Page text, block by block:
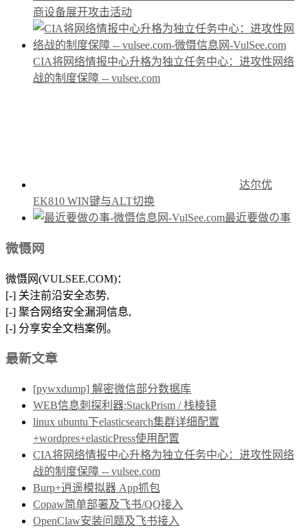
商设备展开攻击活动
CIA将网络情报中心升格为独立任务中心：进攻性网络
战的制度保障 -- vulsee.com
达尔优
EK810 WIN键与ALT切换
最近要做の事
微慑网
微慑网(VULSEE.COM)：
[-] 关注前沿安全态势,
[-] 聚合网络安全漏洞信息,
[-] 分享安全文档案例。
最新文章
[pywxdump] 解密微信部分数据库
WEB信息刺探利器:StackPrism / 栈棱镜
linux ubuntu下elasticsearch集群详细配置
+wordpres+elasticPress使用配置
CIA将网络情报中心升格为独立任务中心：进攻性网络
战的制度保障 -- vulsee.com
Burp+逍遥模拟器 App抓包
Copaw简单部署及飞书/QQ接入
OpenClaw安装问题及飞书接入